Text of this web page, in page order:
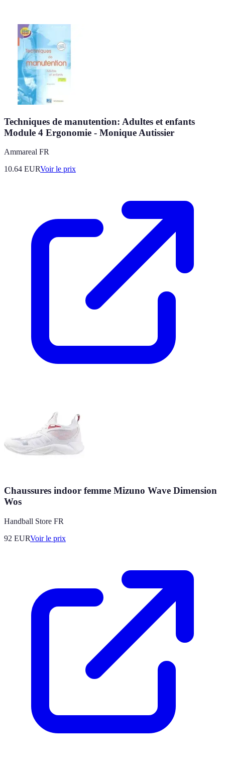
Techniques de manutention: Adultes et enfants
Module 4 Ergonomie - Monique Autissier
Ammareal FR
10.64 EURVoir le prix
Chaussures indoor femme Mizuno Wave Dimension
Wos
Handball Store FR
92 EURVoir le prix